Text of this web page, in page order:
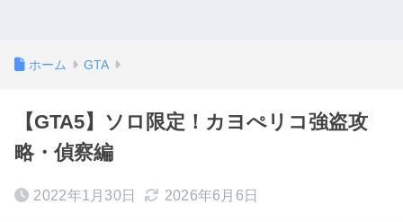
ホーム GTA
【GTA5】ソロ限定！カヨぺリコ強盗攻
略・偵察編
2022年1月30日 2026年6月6日